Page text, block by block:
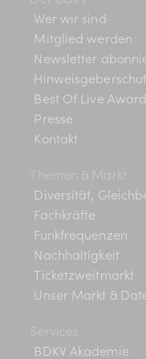
Wer wir sind
Mitglied werden
Newsletter
Best Of Live
Presse
Kontakt
Themen & Markt
Diversität,
Fachkräfte
Funkfrequenzen
Nachhaltigkeit
Ticketzweitmarkt
Unser Markt &
Services
BDKV Akademie